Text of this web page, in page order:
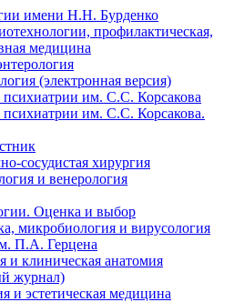
имени Н.Н. Бурденко
профилактическая,
медицина
(электронная версия)
им. С.С. Корсакова
им. С.С. Корсакова.
сосудистая хирургия
и венерология
Оценка и выбор
микробиология и вирусология
П.А. Герцена
и клиническая анатомия
журнал)
и эстетическая медицина